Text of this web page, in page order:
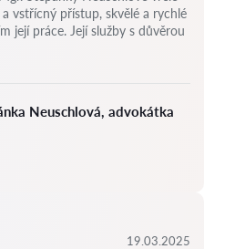
Neuschlová, advokátka
vstřícný přístup, skvělé a rychlé
její práce. Její služby s důvěrou
19.03.2025